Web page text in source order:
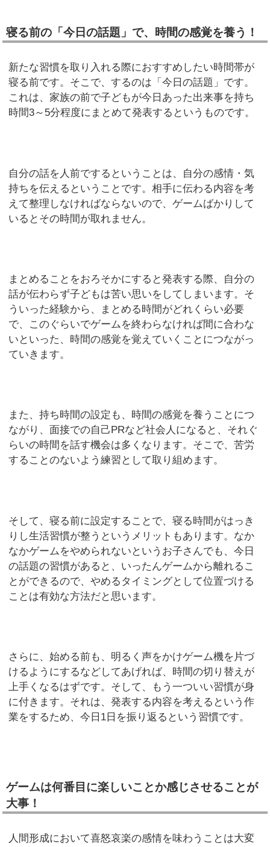
寝る前の「今日の話題」で、時間の感覚を養う！
新たな習慣を取り入れる際におすすめしたい時間帯が
寝る前です。そこで、するのは「今日の話題」です。
これは、家族の前で子どもが今日あった出来事を持ち
時間3～5分程度にまとめて発表するというものです。
自分の話を人前でするということは、自分の感情・気
持ちを伝えるということです。相手に伝わる内容を考
えて整理しなければならないので、ゲームばかりして
いるとその時間が取れません。
まとめることをおろそかにすると発表する際、自分の
話が伝わらず子どもは苦い思いをしてしまいます。そ
ういった経験から、まとめる時間がどれくらい必要
で、このぐらいでゲームを終わらなければ間に合わな
いといった、時間の感覚を覚えていくことにつながっ
ていきます。
また、持ち時間の設定も、時間の感覚を養うことにつ
ながり、面接での自己PRなど社会人になると、それぐ
らいの時間を話す機会は多くなります。そこで、苦労
することのないよう練習として取り組めます。
そして、寝る前に設定することで、寝る時間がはっき
りし生活習慣が整うというメリットもあります。なか
なかゲームをやめられないというお子さんでも、今日
の話題の習慣があると、いったんゲームから離れるこ
とができるので、やめるタイミングとして位置づける
ことは有効な方法だと思います。
さらに、始める前も、明るく声をかけゲーム機を片づ
けるようにするなどしてあげれば、時間の切り替えが
上手くなるはずです。そして、もう一ついい習慣が身
に付きます。それは、発表する内容を考えるという作
業をするため、今日1日を振り返るという習慣です。
ゲームは何番目に楽しいことか感じさせることが
大事！
人間形成において喜怒哀楽の感情を味わうことは大変